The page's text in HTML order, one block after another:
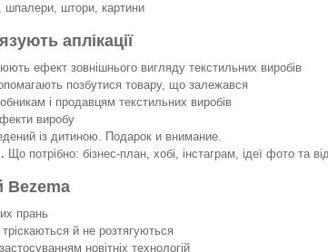
шпалери, штори, картини
аплікації
ефект зовнішнього вигляду текстильних виробів
позбутися товару, що залежався
і продавцям текстильних виробів
виробу
із дитиною. Подарок и внимание.
Що потрібно: бізнес-план, хобі, інстаграм, ідеї фото та
Bezema
прань
й не розтягуються
новітніх технологій